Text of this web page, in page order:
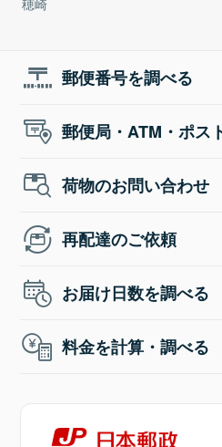
郵便番号を調べる
郵便局・ATM・ポス
荷物のお問い合わせ
再配達のご依頼
お届け日数を調べる
料金を計算・調べる